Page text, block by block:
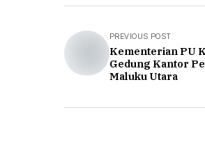
PREVIOUS POST
Kementerian PU
Gedung Kantor
Maluku Utara